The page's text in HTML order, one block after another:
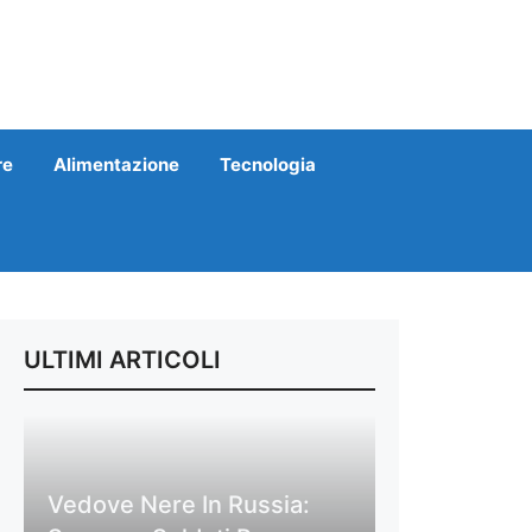
Alimentazione Tecnologia
ULTIMI ARTICOLI
Vedove Nere In Russia: